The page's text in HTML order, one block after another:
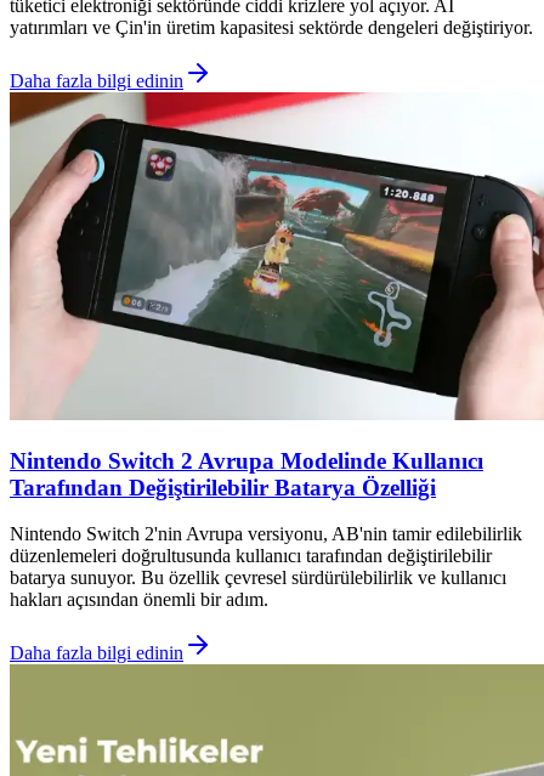
tüketici elektroniği sektöründe ciddi krizlere yol açıyor. AI
yatırımları ve Çin'in üretim kapasitesi sektörde dengeleri değiştiriyor.
Daha fazla bilgi edinin
Nintendo Switch 2 Avrupa Modelinde Kullanıcı
Tarafından Değiştirilebilir Batarya Özelliği
Nintendo Switch 2'nin Avrupa versiyonu, AB'nin tamir edilebilirlik
düzenlemeleri doğrultusunda kullanıcı tarafından değiştirilebilir
batarya sunuyor. Bu özellik çevresel sürdürülebilirlik ve kullanıcı
hakları açısından önemli bir adım.
Daha fazla bilgi edinin